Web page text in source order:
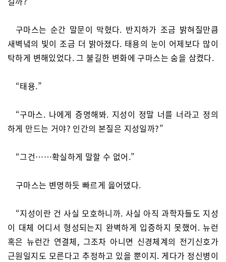
구마스는 순간 말문이 막혔다. 반지하가 조금 밝혀질만큼
새벽녘의 빛이 조금 더 밝아졌다. 태용의 눈이 어제보다 많이
탁하게 변해있었다. 그 불길한 변화에 구마스는 숨을 삼켰다.
“태용.”
“구마스. 나에게 증명해봐. 지성이 정말 너를 너라고 정의
하게 만드는 거야? 인간의 본질은 지성일까?”
“그건……확실하게 말할 수 없어.”
구마스는 변명하듯 빠르게 읊어댔다.
“지성이란 건 사실 모호하니까. 사실 아직 과학자들도 지성
이 대체 어디서 형성되는지 완벽하게 입증하지 못했어. 뉴런
혹은 뉴런간 연결체, 그조차 아니면 신경체계의 전기신호가
근원일지도 모른다고 추정하고 있을 뿐이지. 게다가 정신병이